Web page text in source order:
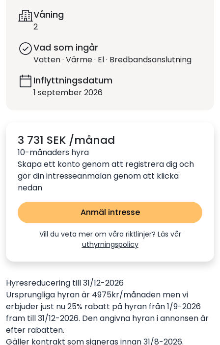
Våning
2
Vad som ingår
Vatten · Värme · El · Bredbandsanslutning
Inflyttningsdatum
1 september 2026
Hyresreducering till 31/12-2026
Ursprungliga hyran är 4975kr/månaden men vi
erbjuder just nu 25% rabatt på hyran från 1/9-2026
fram till 31/12-2026. Den angivna hyran i annonsen är
efter rabatten.
Gäller kontrakt som signeras innan 31/8-2026.
3 731 SEK /månad
10-månaders hyra
Skapa ett konto genom att registrera dig och
gör din intresseanmälan genom att klicka
nedan
Anmäl intresse
Vill du veta mer om våra riktlinjer? Läs vår
uthyrningspolicy